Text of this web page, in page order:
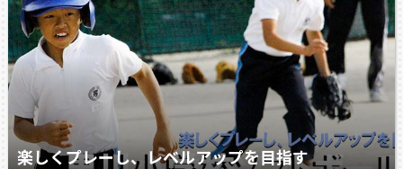
楽しくプレーし、レベルアップを目指す